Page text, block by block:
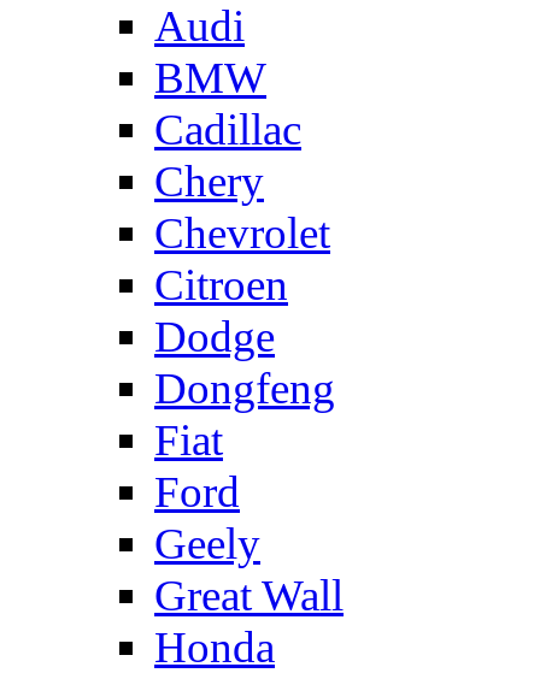
Audi
BMW
Cadillac
Chery
Chevrolet
Citroen
Dodge
Dongfeng
Fiat
Ford
Geely
Great Wall
Honda